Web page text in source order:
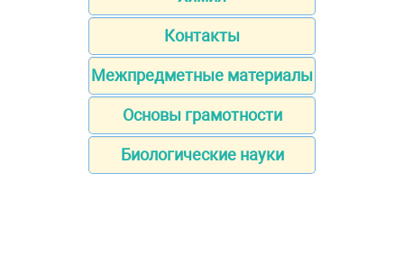
Контакты
Межпредметные материалы
Основы грамотности
Биологические науки